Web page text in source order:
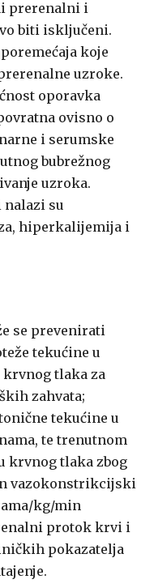
prerenalni i
biti isključeni.
koje
uzroke.
oporavka
ovisno o
i serumske
bubrežnog
uzroka.
su
hiperkalijemija i
se prevenirati
tekućine u
tlaka za
zahvata;
tekućine u
te trenutnom
krvnog tlaka zbog
vazokonstrikcijski
kg/min
protok krvi i
pokazatelja